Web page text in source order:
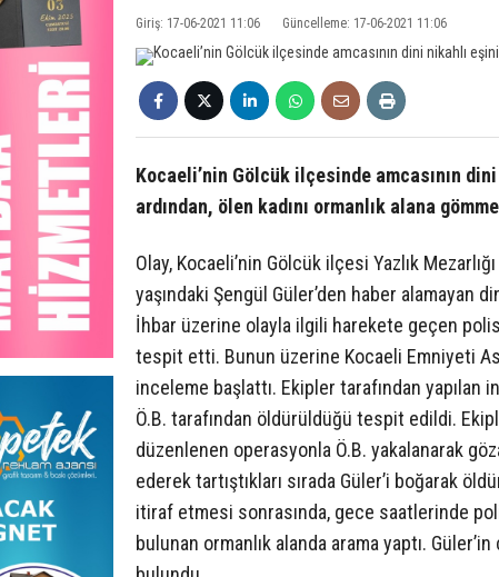
Giriş: 17-06-2021 11:06 Güncelleme: 17-06-2021 11:06
Kocaeli’nin Gölcük ilçesinde amcasının
ardından, ölen kadını ormanlık alana
Olay, Kocaeli’nin Gölcük ilçesi Yazlık
yaşındaki Şengül Güler’den haber alamayan
İhbar üzerine olayla ilgili harekete geçen
tespit etti. Bunun üzerine Kocaeli Emniyeti
inceleme başlattı. Ekipler tarafından yapılan
Ö.B. tarafından öldürüldüğü tespit edildi.
düzenlenen operasyonla Ö.B. yakalanarak
ederek tartıştıkları sırada Güler’i boğarak
itiraf etmesi sonrasında, gece saatlerinde
bulunan ormanlık alanda arama yaptı.